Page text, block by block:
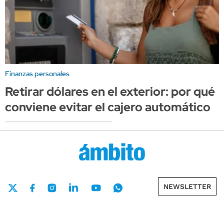
Finanzas personales
Retirar dólares en el exterior: por qué
conviene evitar el cajero automático
NEWSLETTER